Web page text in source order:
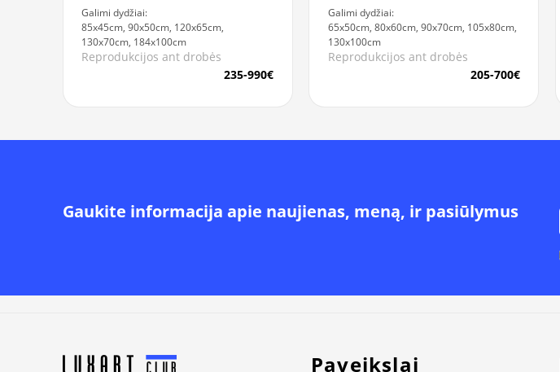
Galimi dydžiai:
85x45cm, 90x50cm, 120x65cm,
130x70cm, 184x100cm
Reprodukcijos ant drobės
235-990€
Galimi dydžiai:
65x50cm, 80x60cm, 90x70cm, 105x80cm,
130x100cm
Reprodukcijos ant drobės
205-700€
Gaukite informacija apie naujienas, meną, ir pasiūlymus
Paveikslai